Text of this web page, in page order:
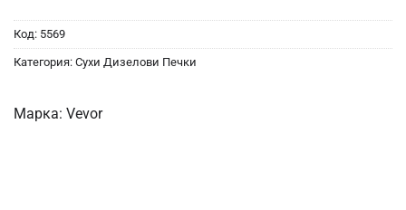
Код: 5569
Категория: Сухи Дизелови Печки
Марка: Vevor